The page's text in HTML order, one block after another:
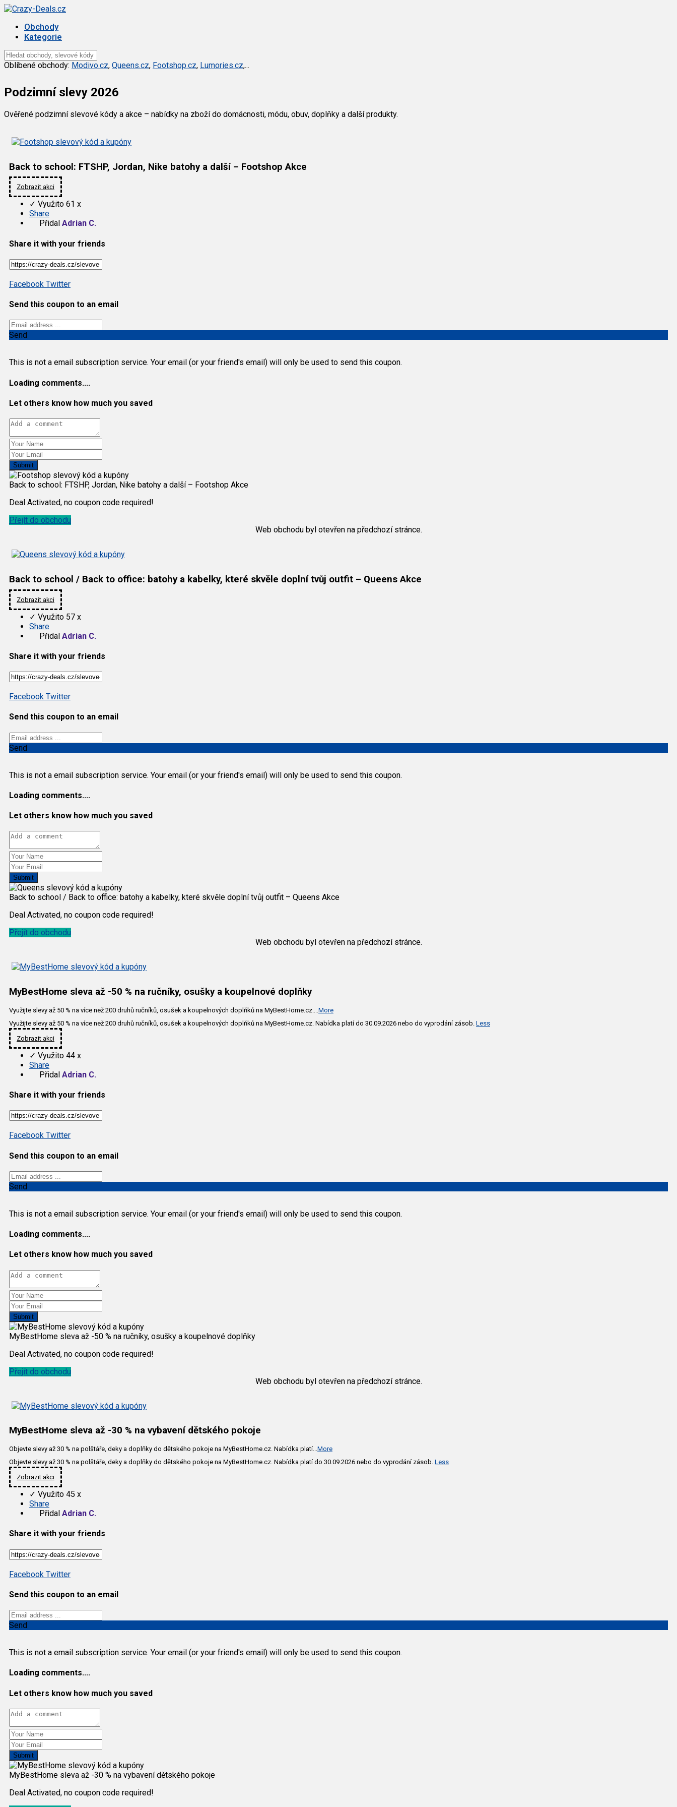
Obchody
Kategorie
Oblíbené obchody: Modivo.cz, Queens.cz, Footshop.cz, Lumories.cz,...
Podzimní slevy 2026
Ověřené podzimní slevové kódy a akce – nabídky na zboží do domácnosti, módu, obuv, doplňky a další produkty.
Back to school: FTSHP, Jordan, Nike batohy a další – Footshop Akce
Zobrazit akci
✓ Využito 61 x
Share
Přidal Adrian C.
Share it with your friends
Facebook Twitter
Send this coupon to an email
Send
This is not a email subscription service. Your email (or your friend's email) will only be used to send this coupon.
Loading comments....
Let others know how much you saved
Submit
Back to school: FTSHP, Jordan, Nike batohy a další – Footshop Akce
Deal Activated, no coupon code required!
Přejít do obchodu
Web obchodu byl otevřen na předchozí stránce.
Back to school / Back to office: batohy a kabelky, které skvěle doplní tvůj outfit – Queens Akce
Zobrazit akci
✓ Využito 57 x
Share
Přidal Adrian C.
Share it with your friends
Facebook Twitter
Send this coupon to an email
Send
This is not a email subscription service. Your email (or your friend's email) will only be used to send this coupon.
Loading comments....
Let others know how much you saved
Submit
Back to school / Back to office: batohy a kabelky, které skvěle doplní tvůj outfit – Queens Akce
Deal Activated, no coupon code required!
Přejít do obchodu
Web obchodu byl otevřen na předchozí stránce.
MyBestHome sleva až -50 % na ručníky, osušky a koupelnové doplňky
Využijte slevy až 50 % na více než 200 druhů ručníků, osušek a koupelnových doplňků na MyBestHome.cz.
More
Využijte slevy až 50 % na více než 200 druhů ručníků, osušek a koupelnových doplňků na MyBestHome.cz. Nabídka platí do 30.09.2026 nebo do vyprodání zásob. Less
Zobrazit akci
✓ Využito 44 x
Share
Přidal Adrian C.
Share it with your friends
Facebook Twitter
Send this coupon to an email
Send
This is not a email subscription service. Your email (or your friend's email) will only be used to send this coupon.
Loading comments....
Let others know how much you saved
Submit
MyBestHome sleva až -50 % na ručníky, osušky a koupelnové doplňky
Deal Activated, no coupon code required!
Přejít do obchodu
Web obchodu byl otevřen na předchozí stránce.
MyBestHome sleva až -30 % na vybavení dětského pokoje
Objevte slevy až 30 % na polštáře, deky a doplňky do dětského pokoje na MyBestHome.cz. Nabídka platí...More
Objevte slevy až 30 % na polštáře, deky a doplňky do dětského pokoje na MyBestHome.cz. Nabídka platí do 30.09.2026 nebo do vyprodání zásob. Less
Zobrazit akci
✓ Využito 45 x
Share
Přidal Adrian C.
Share it with your friends
Facebook Twitter
Send this coupon to an email
Send
This is not a email subscription service. Your email (or your friend's email) will only be used to send this coupon.
Loading comments....
Let others know how much you saved
Submit
MyBestHome sleva až -30 % na vybavení dětského pokoje
Deal Activated, no coupon code required!